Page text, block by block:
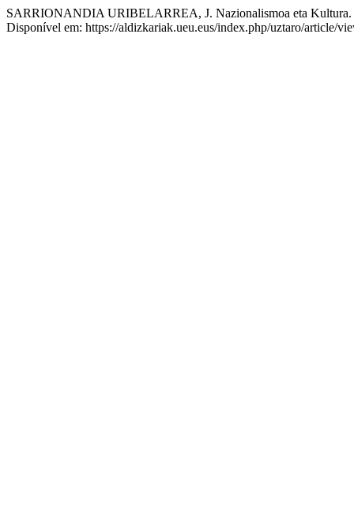
SARRIONANDIA URIBELARREA, J. Nazionalismoa eta Kultura.
Disponível em: https://aldizkariak.ueu.eus/index.php/uztaro/article/